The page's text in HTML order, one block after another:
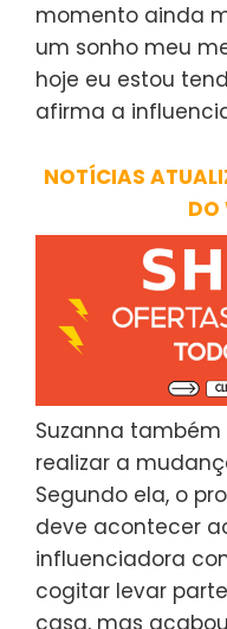
momento ainda
um sonho meu
hoje eu estou
afirma a
NOTÍCIAS
DO
Suzanna
realizar a
Segundo ela, o
deve acontecer
influenciadora
cogitar levar